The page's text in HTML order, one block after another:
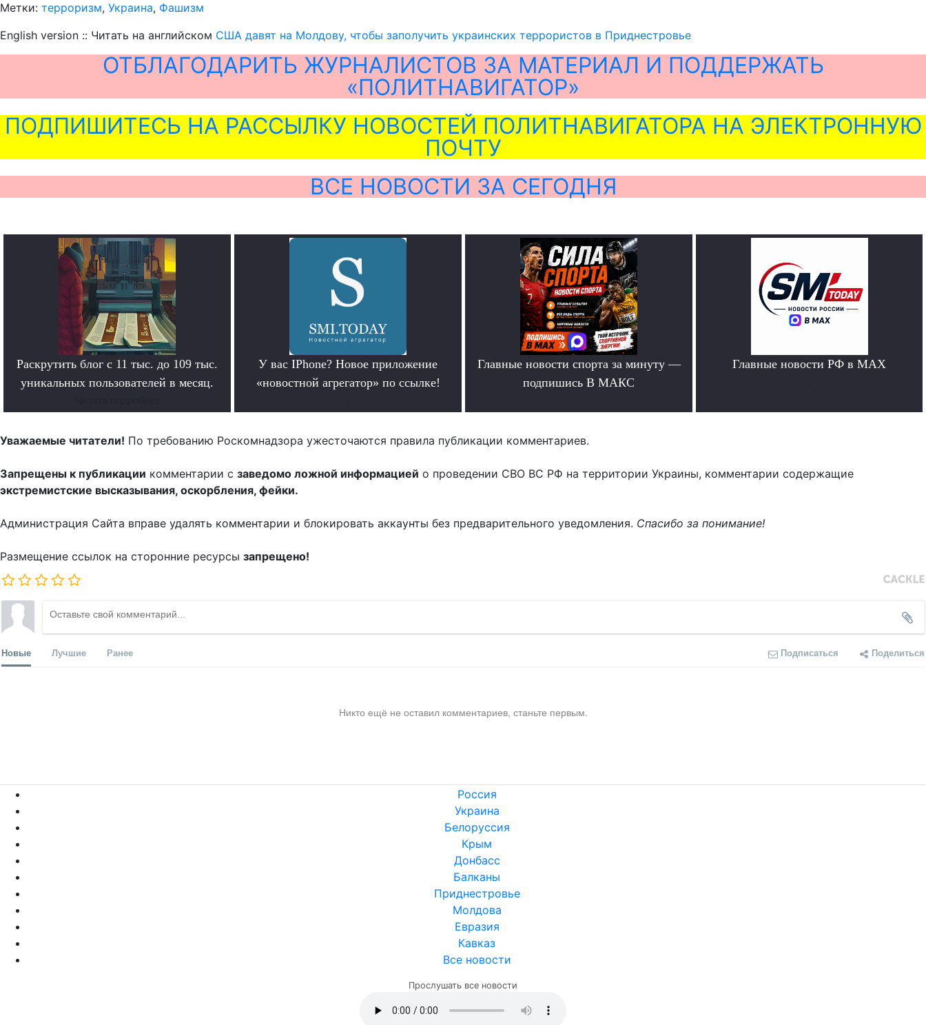
Метки: терроризм, Украина, Фашизм
English version :: Читать на английском США давят на Молдову, чтобы заполучить украинских террористов в Приднестровье
ОТБЛАГОДАРИТЬ ЖУРНАЛИСТОВ ЗА МАТЕРИАЛ И ПОДДЕРЖАТЬ
«ПОЛИТНАВИГАТОР»
ПОДПИШИТЕСЬ НА РАССЫЛКУ НОВОСТЕЙ ПОЛИТНАВИГАТОРА НА ЭЛЕКТРОННУЮ
ПОЧТУ
ВСЕ НОВОСТИ ЗА СЕГОДНЯ
Раскрутить блог с 11 тыс. до 109 тыс.
уникальных пользователей в месяц.
У вас IPhone? Новое приложение
«новостной агрегатор» по ссылке!
Главные новости спорта за минуту —
подпишись В МАКС
Главные новости РФ в MAX
Уважаемые читатели! По требованию Роскомнадзора ужесточаются правила публикации комментариев.
Запрещены к публикации комментарии с заведомо ложной информацией о проведении СВО ВС РФ на территории Украины, комментарии содержащие
экстремистские высказывания, оскорбления, фейки.
Администрация Сайта вправе удалять комментарии и блокировать аккаунты без предварительного уведомления. Спасибо за понимание!
Размещение ссылок на сторонние ресурсы запрещено!
Новые Лучшие Ранее Подписаться Поделиться
Никто ещё не оставил комментариев, станьте первым.
Россия
Украина
Белоруссия
Крым
Донбасс
Балканы
Приднестровье
Молдова
Евразия
Кавказ
Все новости
Прослушать все новости